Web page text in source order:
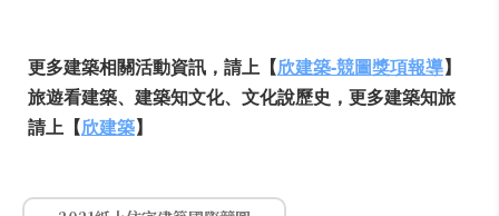
更多建築相關活動資訊，請上【欣建築-競圖獎項報導】
旅遊看建築、建築知文化、文化說歷史，更多建築知旅
請上【欣建築】